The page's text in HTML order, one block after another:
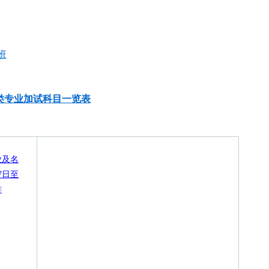
专业加试科目一览表
名
至